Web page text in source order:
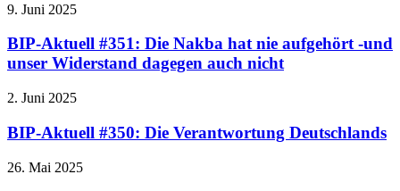
9. Juni 2025
BIP-Aktuell #351: Die Nakba hat nie aufgehört -und
unser Widerstand dagegen auch nicht
2. Juni 2025
BIP-Aktuell #350: Die Verantwortung Deutschlands
26. Mai 2025